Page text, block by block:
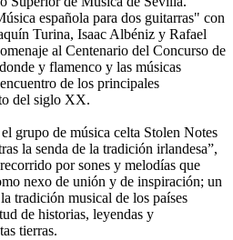
española para dos guitarras" con
Turina, Isaac Albéniz y Rafael
al Centenario del Concurso de
y flamenco y las músicas
de los principales
del siglo XX.
grupo de música celta Stolen Notes
la senda de la tradición irlandesa”,
por sones y melodías que
nexo de unión y de inspiración; un
tradición musical de los países
de historias, leyendas y
tierras.